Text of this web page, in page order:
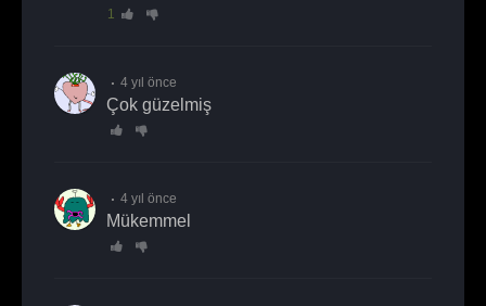
1
4 yıl önce
çok güzelmiş
4 yıl önce
mükemmel